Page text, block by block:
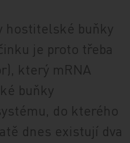
hostitelské buňky
je proto třeba
který mRNA
buňky
do kterého
dnes existují dva